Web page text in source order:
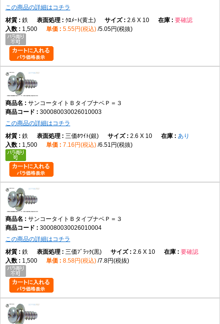
この商品の詳細はコチラ
鉄
ｸﾛﾒｰﾄ(黄土) 2.6 X 10
要確認
1,500
5.55円(税込) 5.05円(税抜)
サンコータイトＢタイプナベＰ＝３
300080030026010003
この商品の詳細はコチラ
鉄
三価ﾎﾜｲﾄ(銀) 2.6 X 10
あり
1,500
7.16円(税込) 6.51円(税抜)
サンコータイトＢタイプナベＰ＝３
300080030026010004
この商品の詳細はコチラ
鉄
三価ﾌﾞﾗｯｸ(黒) 2.6 X 10
要確認
1,500
8.58円(税込) 7.8円(税抜)